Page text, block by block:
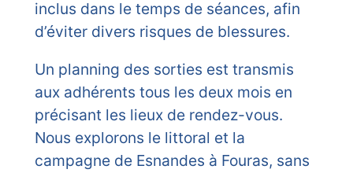
inclus dans le temps de séances, afin
d’éviter divers risques de blessures.
Un planning des sorties est transmis
aux adhérents tous les deux mois en
précisant les lieux de rendez-vous.
Nous explorons le littoral et la
campagne de Esnandes à Fouras, sans